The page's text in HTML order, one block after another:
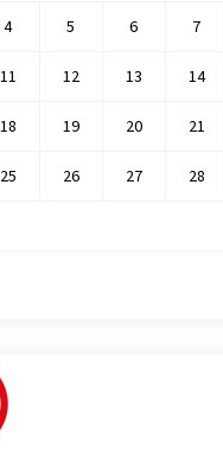
4 5 6 7
11 12 13 14
18 19 20 21
25 26 27 28